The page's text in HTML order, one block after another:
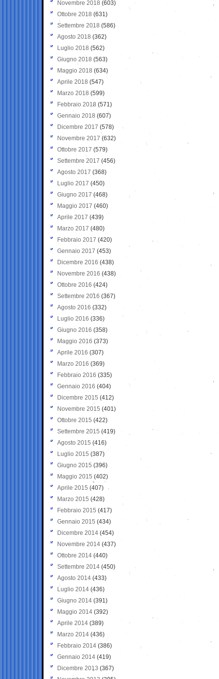
Novembre 2018 (603)
Ottobre 2018 (631)
Settembre 2018 (586)
Agosto 2018 (362)
Luglio 2018 (562)
Giugno 2018 (563)
Maggio 2018 (634)
Aprile 2018 (547)
Marzo 2018 (599)
Febbraio 2018 (571)
Gennaio 2018 (607)
Dicembre 2017 (578)
Novembre 2017 (632)
Ottobre 2017 (579)
Settembre 2017 (456)
Agosto 2017 (368)
Luglio 2017 (450)
Giugno 2017 (468)
Maggio 2017 (460)
Aprile 2017 (439)
Marzo 2017 (480)
Febbraio 2017 (420)
Gennaio 2017 (453)
Dicembre 2016 (438)
Novembre 2016 (438)
Ottobre 2016 (424)
Settembre 2016 (367)
Agosto 2016 (332)
Luglio 2016 (336)
Giugno 2016 (358)
Maggio 2016 (373)
Aprile 2016 (307)
Marzo 2016 (369)
Febbraio 2016 (335)
Gennaio 2016 (404)
Dicembre 2015 (412)
Novembre 2015 (401)
Ottobre 2015 (422)
Settembre 2015 (419)
Agosto 2015 (416)
Luglio 2015 (387)
Giugno 2015 (396)
Maggio 2015 (402)
Aprile 2015 (407)
Marzo 2015 (428)
Febbraio 2015 (417)
Gennaio 2015 (434)
Dicembre 2014 (454)
Novembre 2014 (437)
Ottobre 2014 (440)
Settembre 2014 (450)
Agosto 2014 (433)
Luglio 2014 (436)
Giugno 2014 (391)
Maggio 2014 (392)
Aprile 2014 (389)
Marzo 2014 (436)
Febbraio 2014 (386)
Gennaio 2014 (419)
Dicembre 2013 (367)